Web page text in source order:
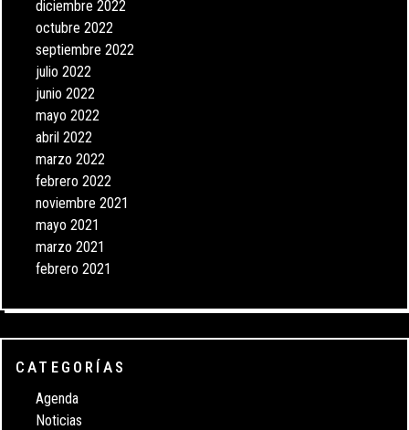
diciembre 2022
octubre 2022
septiembre 2022
julio 2022
junio 2022
mayo 2022
abril 2022
marzo 2022
febrero 2022
noviembre 2021
mayo 2021
marzo 2021
febrero 2021
CATEGORÍAS
Agenda
Noticias